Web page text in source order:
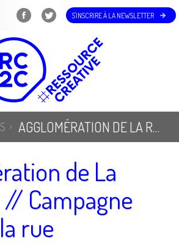
S'INSCRIRE À LA NEWSLETTER
AGGLOMÉRATION DE LA ROCHELLE // CAMPAGNE CODE DE LA RUE
de La
// Campagne
rue